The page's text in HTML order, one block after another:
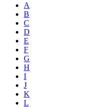
A
B
C
D
E
F
G
H
I
J
K
L